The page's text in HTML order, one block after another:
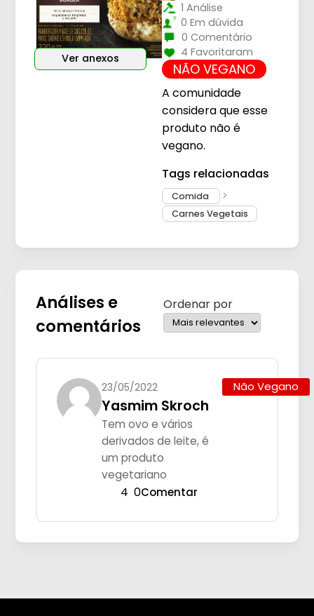
Ver anexos
1 Análise
0 Em dúvida
0 Comentário
4 Favoritaram
NÃO VEGANO
A comunidade
considera que esse
produto não é
vegano.
Tags relacionadas
Comida
Carnes Vegetais
Análises e
comentários
Ordenar por
23/05/2022
Yasmim Skroch
Tem ovo e vários
derivados de leite, é
um produto
vegetariano
Não Vegano
4 0Comentar